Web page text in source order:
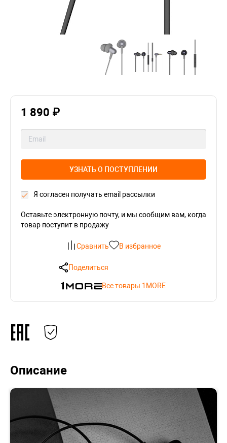
1 890 ₽
УЗНАТЬ О ПОСТУПЛЕНИИ
Я согласен получать email рассылки
Оставьте электронную почту, и мы сообщим вам, когда
товар поступит в продажу
Сравнить В избранное
Поделиться
Все товары 1MORE
Описание